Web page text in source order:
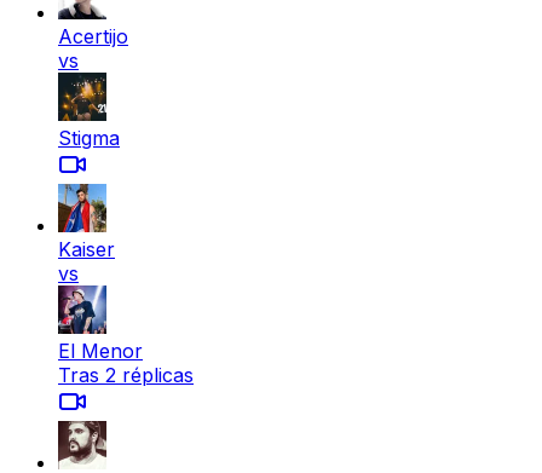
Acertijo
vs
Stigma
Kaiser
vs
El Menor
Tras 2 réplicas